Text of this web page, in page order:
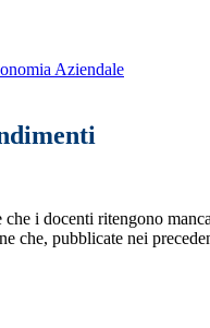
Aziendale
i docenti ritengono
che, pubblicate nei